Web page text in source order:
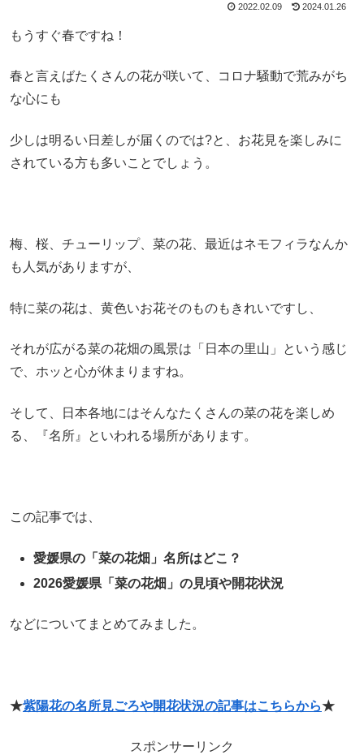
2022.02.09 2024.01.26
もうすぐ春ですね！
春と言えばたくさんの花が咲いて、コロナ騒動で荒みがち
な心にも
少しは明るい日差しが届くのでは?と、お花見を楽しみに
されている方も多いことでしょう。
梅、桜、チューリップ、菜の花、最近はネモフィラなんか
も人気がありますが、
特に菜の花は、黄色いお花そのものもきれいですし、
それが広がる菜の花畑の風景は「日本の里山」という感じ
で、ホッと心が休まりますね。
そして、日本各地にはそんなたくさんの菜の花を楽しめ
る、『名所』といわれる場所があります。
この記事では、
愛媛県の「菜の花畑」名所はどこ？
2026愛媛県「菜の花畑」の見頃や開花状況
などについてまとめてみました。
★紫陽花の名所見ごろや開花状況の記事はこちらから★
スポンサーリンク